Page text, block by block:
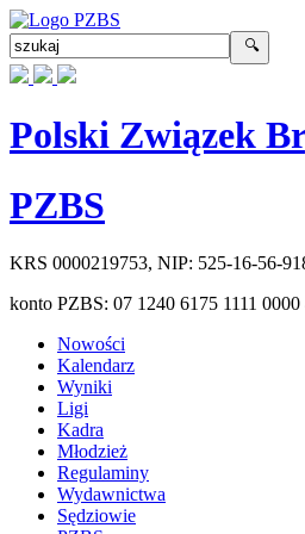
Polski Związek
PZBS
KRS 0000219753, NIP: 525-16-56-
konto PZBS: 07 1240 6175 1111
Nowości
Kalendarz
Wyniki
Ligi
Kadra
Młodzież
Regulaminy
Wydawnictwa
Sędziowie